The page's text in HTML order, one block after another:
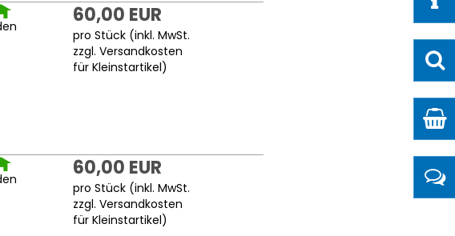
60,00 EUR
pro Stück (inkl. MwSt.
zzgl.Versandkosten
für Kleinstartikel)
60,00 EUR
pro Stück (inkl. MwSt.
zzgl.Versandkosten
für Kleinstartikel)